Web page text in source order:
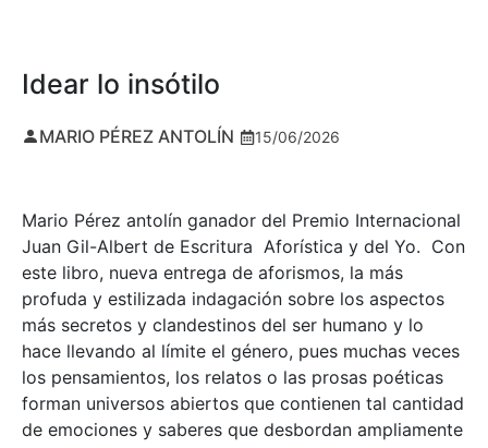
Idear lo insótilo
MARIO PÉREZ ANTOLÍN 15/06/2026
Mario Pérez antolín ganador del Premio Internacional
Juan Gil-Albert de Escritura Aforística y del Yo. Con
este libro, nueva entrega de aforismos, la más
profuda y estilizada indagación sobre los aspectos
más secretos y clandestinos del ser humano y lo
hace llevando al límite el género, pues muchas veces
los pensamientos, los relatos o las prosas poéticas
forman universos abiertos que contienen tal cantidad
de emociones y saberes que desbordan ampliamente